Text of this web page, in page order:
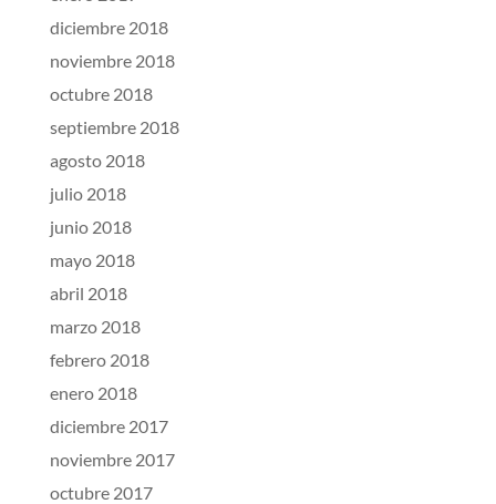
diciembre 2018
noviembre 2018
octubre 2018
septiembre 2018
agosto 2018
julio 2018
junio 2018
mayo 2018
abril 2018
marzo 2018
febrero 2018
enero 2018
diciembre 2017
noviembre 2017
octubre 2017